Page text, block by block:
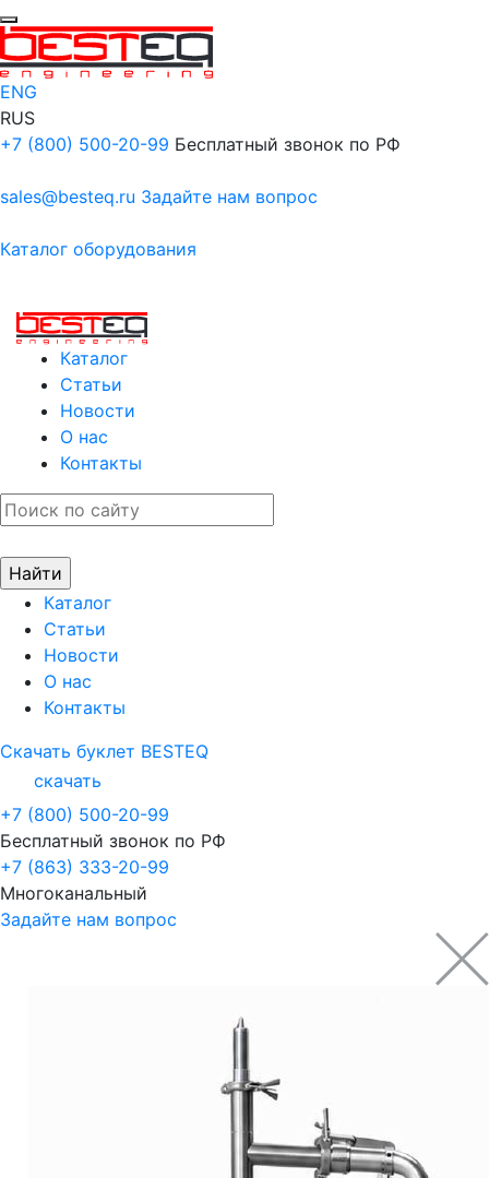
ENG
RUS
+7 (800) 500-20-99 Бесплатный звонок по РФ
sales@besteq.ru Задайте нам вопрос
Каталог оборудования
Каталог
Статьи
Новости
О нас
Контакты
Каталог
Статьи
Новости
О нас
Контакты
Скачать буклет BESTEQ
скачать
+7 (800) 500-20-99
Бесплатный звонок по РФ
+7 (863) 333-20-99
Многоканальный
Задайте нам вопрос